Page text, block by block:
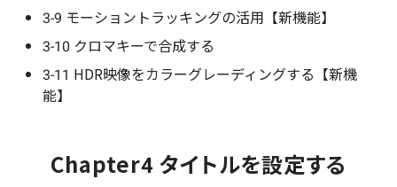
3-9 モーショントラッキングの活用【新機能】
3-10 クロマキーで合成する
3-11 HDR映像をカラーグレーディングする【新機
能】
Chapter4 タイトルを設定する